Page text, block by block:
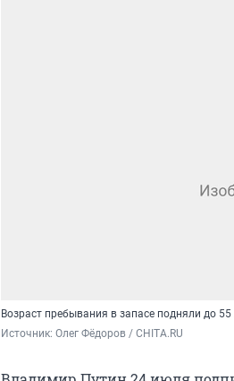
Возраст пребывания в запасе подняли до 55
Источник: Олег Фёдоров / CHITA.RU